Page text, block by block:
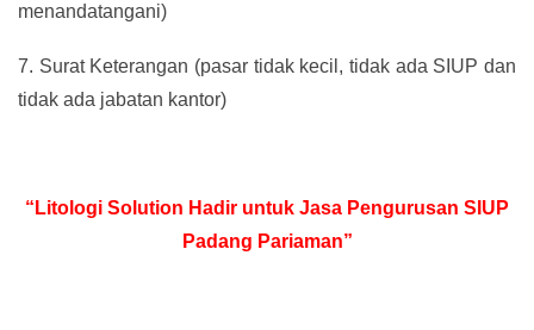
menandatangani)
7. Surat Keterangan (pasar tidak kecil, tidak ada SIUP dan
tidak ada jabatan kantor)
“Litologi Solution Hadir untuk Jasa Pengurusan SIUP
Padang Pariaman”